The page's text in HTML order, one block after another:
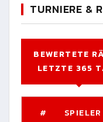
TURNIERE &
BEWERTETE
LETZTE 365
# SPIELER